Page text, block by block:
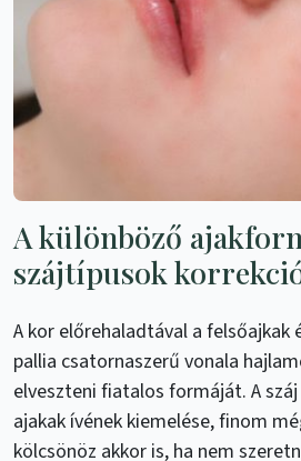
A különböző
szájtípusok
A kor előrehaladtával a
pallia csatornaszerű vonala
elveszteni fiatalos formáját. A
ajakak ívének kiemelése, finom
kölcsönöz akkor is, ha nem